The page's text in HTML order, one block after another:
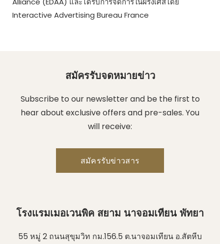
Interactive Advertising Bureau France
สมัครรับจดหมายข่าว
Subscribe to our newsletter and be the first to
hear about exclusive offers and pre-sales. You
will receive:
โรงแรมเมอเวนพิค สยาม นาจอมเทียน พัทยา
55 หมู่ 2 ถนนสุขุมวิท กม.156.5 ต.นาจอมเทียน อ.สัตหีบ